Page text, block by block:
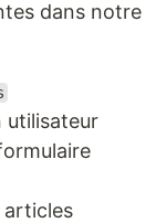
dans notre
utilisateur
articles